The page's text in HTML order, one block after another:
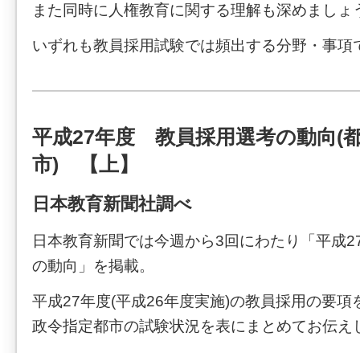
また同時に人権教育に関する理解も深めましょ
いずれも教員採用試験では頻出する分野・事項
平成27年度 教員採用選考の動向(
市) 【上】
日本教育新聞社調べ
日本教育新聞では今週から3回にわたり「平
の動向」を掲載。
平成27年度(平成26年度実施)の教員採用の要項
政令指定都市の試験状況を表にまとめてお伝え